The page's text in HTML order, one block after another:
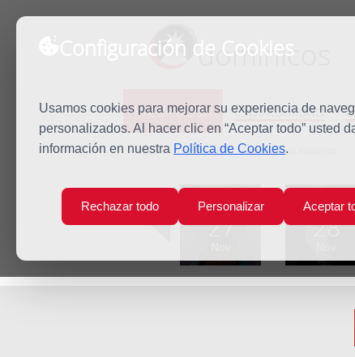
Configuración de Cookies
Usamos cookies para mejorar su experiencia de
personalizados. Al hacer clic en “Aceptar todo” usted
información en nuestra Política de Cookies.
Rechazar todo Personalizar Aceptar
dominicos
Predicación Espiritualidad
Inicio Predicación I Domingo de Adviento
Lun
27
Mar
28